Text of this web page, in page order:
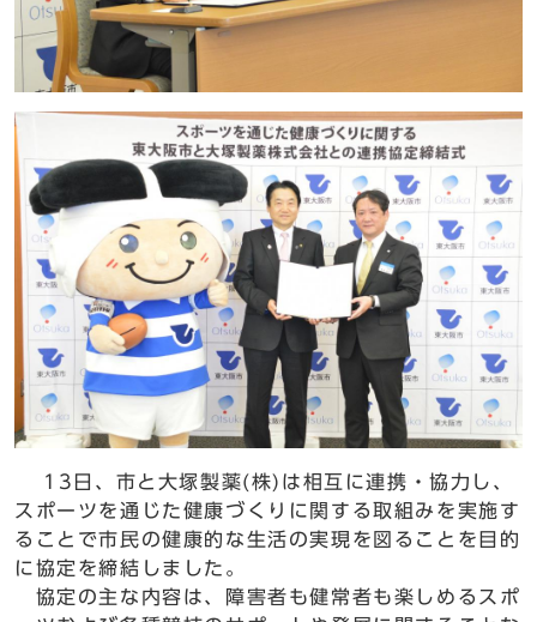
13日、市と大塚製薬(株)は相互に連携・協力し、
スポーツを通じた健康づくりに関する取組みを実施す
ることで市民の健康的な生活の実現を図ることを目的
に協定を締結しました。
協定の主な内容は、障害者も健常者も楽しめるスポ